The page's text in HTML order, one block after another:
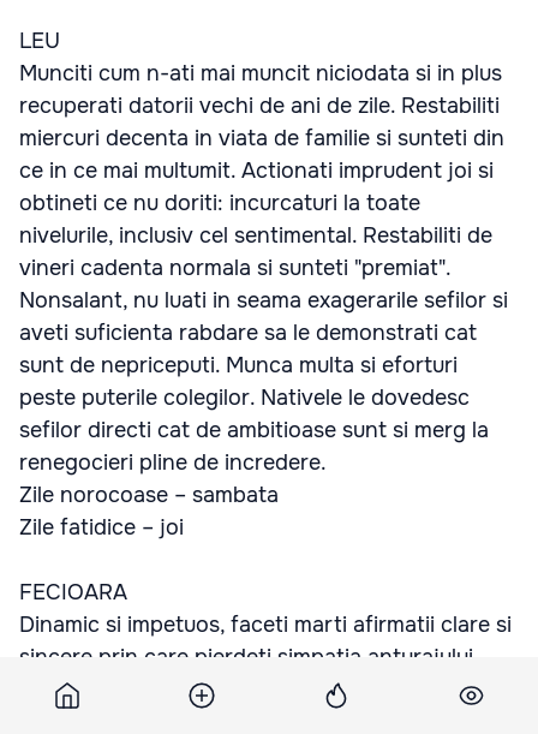
LEU
Munciti cum n-ati mai muncit niciodata si in plus
recuperati datorii vechi de ani de zile. Restabiliti
miercuri decenta in viata de familie si sunteti din
ce in ce mai multumit. Actionati imprudent joi si
obtineti ce nu doriti: incurcaturi la toate
nivelurile, inclusiv cel sentimental. Restabiliti de
vineri cadenta normala si sunteti "premiat".
Nonsalant, nu luati in seama exagerarile sefilor si
aveti suficienta rabdare sa le demonstrati cat
sunt de nepriceputi. Munca multa si eforturi
peste puterile colegilor. Nativele le dovedesc
sefilor directi cat de ambitioase sunt si merg la
renegocieri pline de incredere.
Zile norocoase – sambata
Zile fatidice – joi
FECIOARA
Dinamic si impetuos, faceti marti afirmatii clare si
sincere prin care pierdeti simpatia anturajului.
Primiti replici dure din partea celor dragi si